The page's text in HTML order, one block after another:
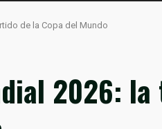
de la Copa del Mundo
2026: